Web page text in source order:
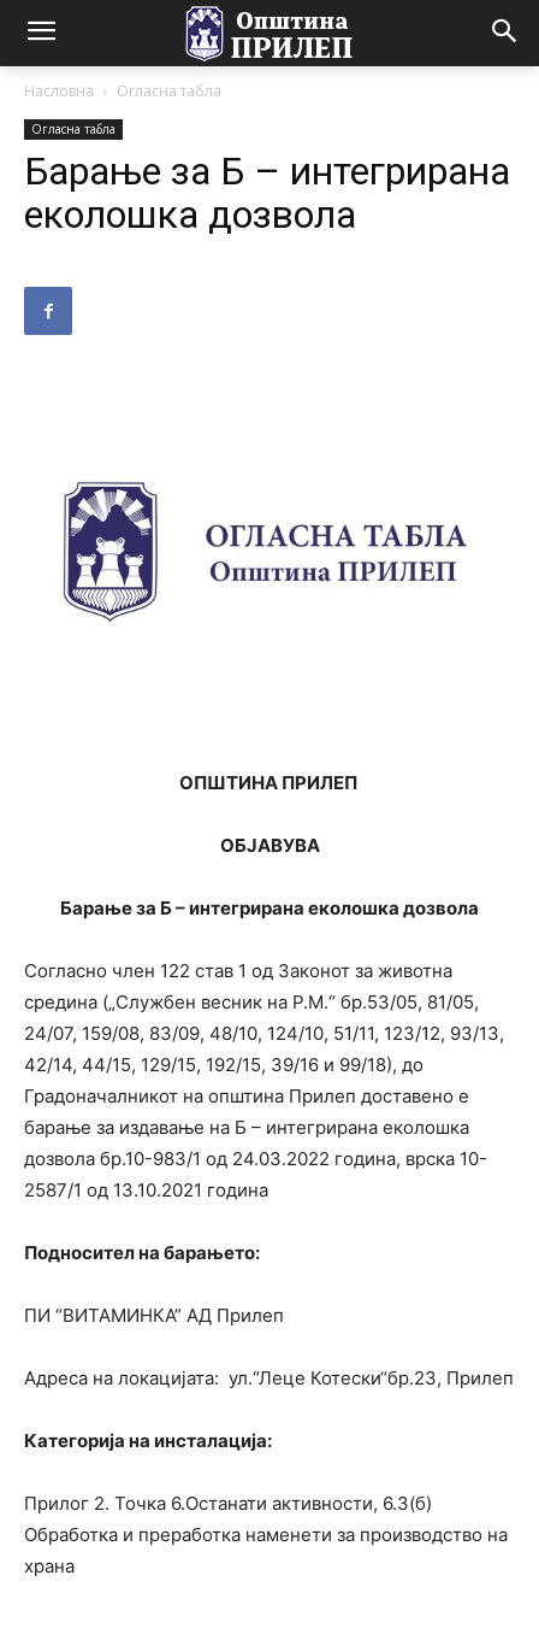
Насловна Огласна табла
Огласна табла
Барање за Б – интегрирана
еколошка дозвола
ОПШТИНА ПРИЛЕП
ОБЈАВУВА
Барање за Б – интегрирана еколошка дозвола
Согласно член 122 став 1 од Законот за животна
средина („Службен весник на Р.М.“ бр.53/05, 81/05,
24/07, 159/08, 83/09, 48/10, 124/10, 51/11, 123/12, 93/13,
42/14, 44/15, 129/15, 192/15, 39/16 и 99/18), до
Градоначалникот на општина Прилеп доставено е
барање за издавање на Б – интегрирана еколошка
дозвола бр.10-983/1 од 24.03.2022 година, врска 10-
2587/1 од 13.10.2021 година
Подносител на барањето:
ПИ “ВИТАМИНКА” АД Прилеп
Адреса на локацијата: ул.“Леце Котески“бр.23, Прилеп
Категорија на инсталација:
Прилог 2. Точка 6.Останати активности, 6.3(б)
Обработка и преработка наменети за производство на
храна